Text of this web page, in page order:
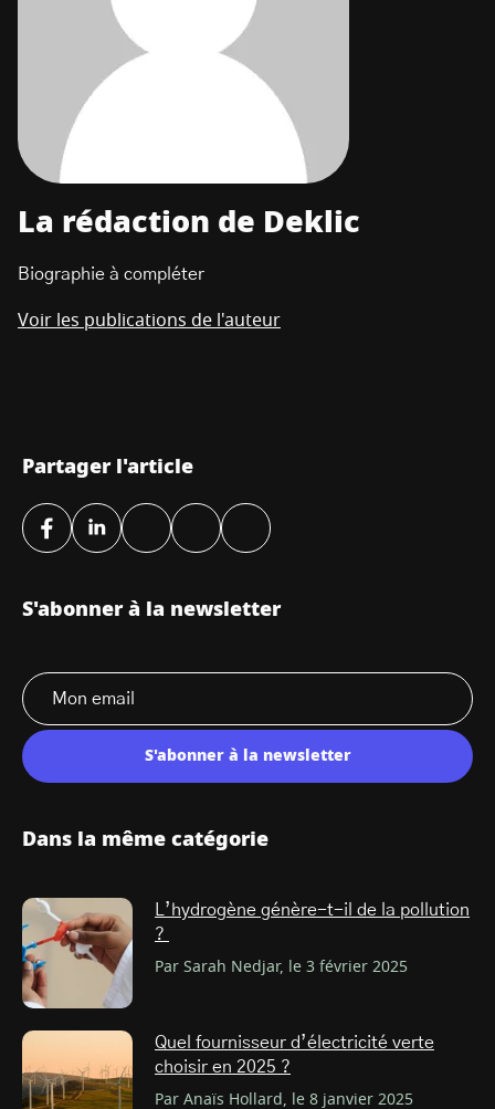
La rédaction de Deklic
Biographie à compléter
Voir les publications de l'auteur
Partager l'article
S'abonner à la newsletter
S'abonner à la newsletter
Dans la même catégorie
L’hydrogène génère-t-il de la pollution
?
Par Sarah Nedjar, le 3 février 2025
Quel fournisseur d’électricité verte
choisir en 2025 ?
Par Anaïs Hollard, le 8 janvier 2025